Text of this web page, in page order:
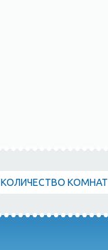
КОЛИЧЕСТВО КОМНАТ